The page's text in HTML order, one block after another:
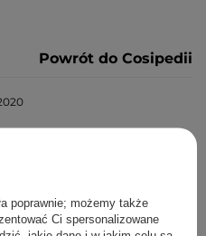
Powrót do Cosipedii
poprawnie; możemy także
Ci spersonalizowane